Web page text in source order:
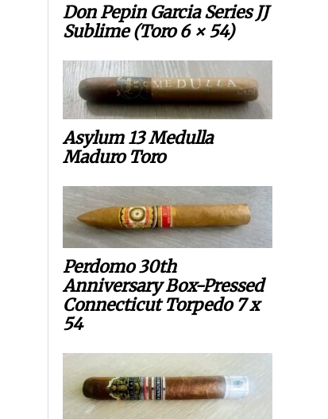
Don Pepin Garcia Series JJ
Sublime (Toro 6 × 54)
Asylum 13 Medulla
Maduro Toro
Perdomo 30th
Anniversary Box-Pressed
Connecticut Torpedo 7 x
54